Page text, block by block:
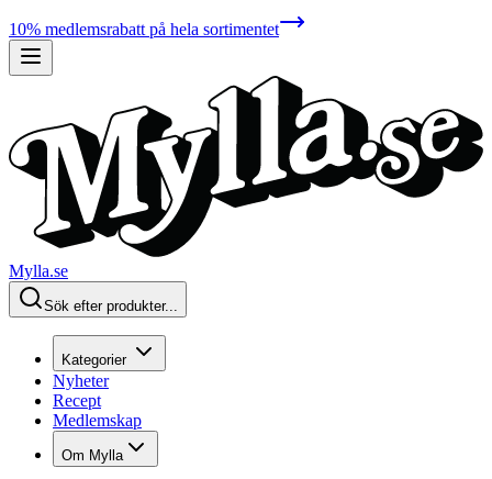
10% medlemsrabatt på hela sortimentet
Mylla.se
Sök efter produkter...
Kategorier
Nyheter
Recept
Medlemskap
Om Mylla